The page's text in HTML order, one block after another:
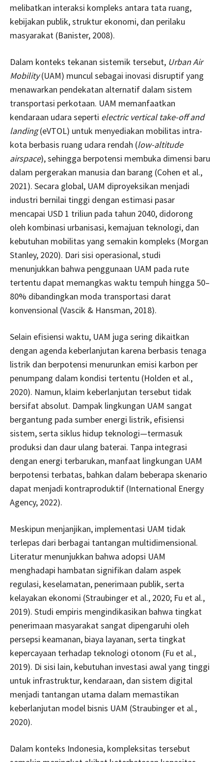
melibatkan interaksi kompleks antara tata ruang,
kebijakan publik, struktur ekonomi, dan perilaku
masyarakat (Banister, 2008).
Dalam konteks tekanan sistemik tersebut, Urban Air
Mobility(UAM) muncul sebagai inovasi disruptif yang
menawarkan pendekatan alternatif dalam sistem
transportasi perkotaan. UAM memanfaatkan
kendaraan udara seperti electric vertical take-off and
landing(eVTOL) untuk menyediakan mobilitas intra-
kota berbasis ruang udara rendah (low-altitude
airspace), sehingga berpotensi membuka dimensi baru
dalam pergerakan manusia dan barang (Cohen et al.,
2021). Secara global, UAM diproyeksikan menjadi
industri bernilai tinggi dengan estimasi pasar
mencapai USD 1 triliun pada tahun 2040, didorong
oleh kombinasi urbanisasi, kemajuan teknologi, dan
kebutuhan mobilitas yang semakin kompleks (Morgan
Stanley, 2020). Dari sisi operasional, studi
menunjukkan bahwa penggunaan UAM pada rute
tertentu dapat memangkas waktu tempuh hingga 50–
80% dibandingkan moda transportasi darat
konvensional (Vascik & Hansman, 2018).
Selain efisiensi waktu, UAM juga sering dikaitkan
dengan agenda keberlanjutan karena berbasis tenaga
listrik dan berpotensi menurunkan emisi karbon per
penumpang dalam kondisi tertentu (Holden et al.,
2020). Namun, klaim keberlanjutan tersebut tidak
bersifat absolut. Dampak lingkungan UAM sangat
bergantung pada sumber energi listrik, efisiensi
sistem, serta siklus hidup teknologi—termasuk
produksi dan daur ulang baterai. Tanpa integrasi
dengan energi terbarukan, manfaat lingkungan UAM
berpotensi terbatas, bahkan dalam beberapa skenario
dapat menjadi kontraproduktif (International Energy
Agency, 2022).
Meskipun menjanjikan, implementasi UAM tidak
terlepas dari berbagai tantangan multidimensional.
Literatur menunjukkan bahwa adopsi UAM
menghadapi hambatan signifikan dalam aspek
regulasi, keselamatan, penerimaan publik, serta
kelayakan ekonomi (Straubinger et al., 2020; Fu et al.,
2019). Studi empiris mengindikasikan bahwa tingkat
penerimaan masyarakat sangat dipengaruhi oleh
persepsi keamanan, biaya layanan, serta tingkat
kepercayaan terhadap teknologi otonom (Fu et al.,
2019). Di sisi lain, kebutuhan investasi awal yang tinggi
untuk infrastruktur, kendaraan, dan sistem digital
menjadi tantangan utama dalam memastikan
keberlanjutan model bisnis UAM (Straubinger et al.,
2020).
Dalam konteks Indonesia, kompleksitas tersebut